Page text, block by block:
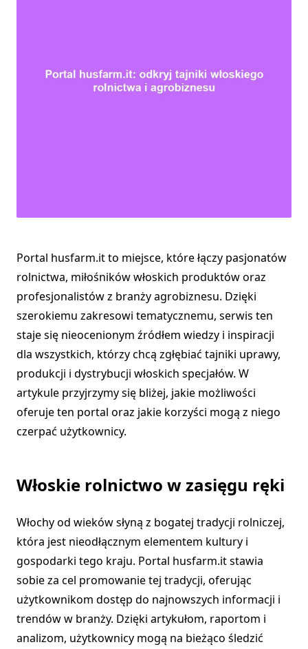
Portal husfarm.it to miejsce, które łączy pasjonatów
rolnictwa, miłośników włoskich produktów oraz
profesjonalistów z branży agrobiznesu. Dzięki
szerokiemu zakresowi tematycznemu, serwis ten
staje się nieocenionym źródłem wiedzy i inspiracji
dla wszystkich, którzy chcą zgłębiać tajniki uprawy,
produkcji i dystrybucji włoskich specjałów. W
artykule przyjrzymy się bliżej, jakie możliwości
oferuje ten portal oraz jakie korzyści mogą z niego
czerpać użytkownicy.
Włoskie rolnictwo w zasięgu ręki
Włochy od wieków słyną z bogatej tradycji rolniczej,
która jest nieodłącznym elementem kultury i
gospodarki tego kraju. Portal husfarm.it stawia
sobie za cel promowanie tej tradycji, oferując
użytkownikom dostęp do najnowszych informacji i
trendów w branży. Dzięki artykułom, raportom i
analizom, użytkownicy mogą na bieżąco śledzić